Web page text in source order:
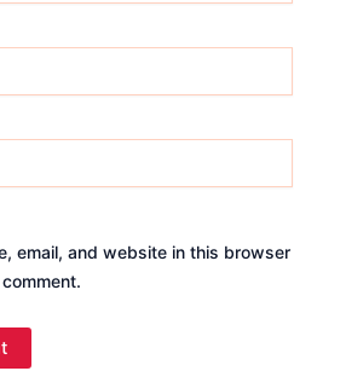
email, and website in this browser